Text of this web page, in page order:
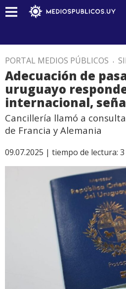
PORTAL MEDIOS PÚBLICOS .
Adecuación de
uruguayo
internacional,
Cancillería llamó a
de Francia y Alemania
09.07.2025 | tiempo de lectura: 3